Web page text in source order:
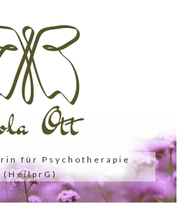
für Psychotherapie
(HeilprG)